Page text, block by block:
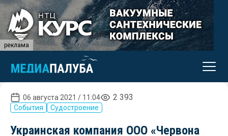
реклама
06 августа 2021 / 11:04 2 393
События Судостроение
Украинская компания ООО «Червона